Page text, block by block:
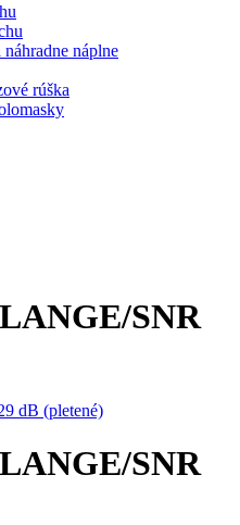
náplne
rúška
SNR
SNR